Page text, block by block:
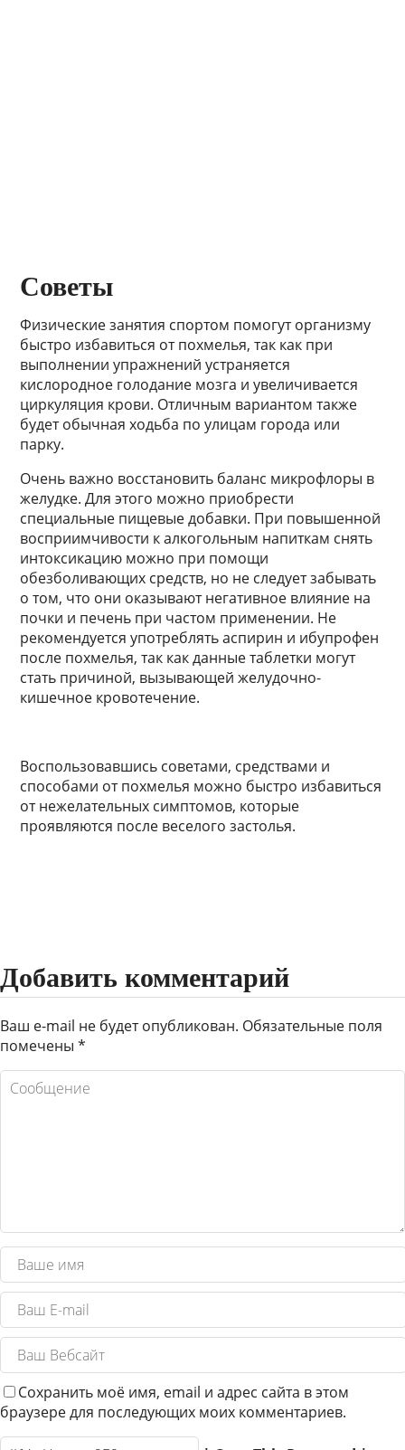
Советы
Физические занятия спортом помогут организму
быстро избавиться от похмелья, так как при
выполнении упражнений устраняется
кислородное голодание мозга и увеличивается
циркуляция крови. Отличным вариантом также
будет обычная ходьба по улицам города или
парку.
Очень важно восстановить баланс микрофлоры в
желудке. Для этого можно приобрести
специальные пищевые добавки. При повышенной
восприимчивости к алкогольным напиткам снять
интоксикацию можно при помощи
обезболивающих средств, но не следует забывать
о том, что они оказывают негативное влияние на
почки и печень при частом применении. Не
рекомендуется употреблять аспирин и ибупрофен
после похмелья, так как данные таблетки могут
стать причиной, вызывающей желудочно-
кишечное кровотечение.
Воспользовавшись советами, средствами и
способами от похмелья можно быстро избавиться
от нежелательных симптомов, которые
проявляются после веселого застолья.
Добавить комментарий
Ваш e-mail не будет опубликован. Обязательные поля
помечены *
Сохранить моё имя, email и адрес сайта в этом
браузере для последующих моих комментариев.